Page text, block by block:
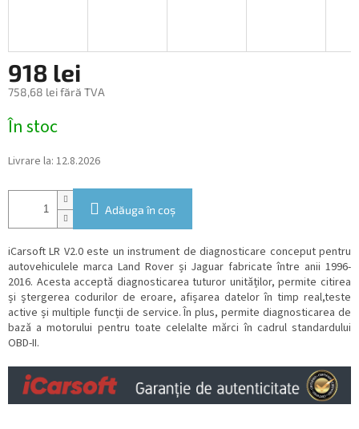
918 lei
758,68 lei fără TVA
Evaluare
preţ:
În stoc
Livrare la: 12.8.2026
Adăuga în coş
iCarsoft LR V2.0este un instrument de diagnosticare conceput pentru
autovehiculele marca Land Rover și Jaguar fabricate între anii 1996-
2016. Acesta acceptă diagnosticarea tuturor unităților, permite citirea
și ștergerea codurilor de eroare, afișarea datelor în timp real,teste
active și multiple funcții de service. În plus, permite diagnosticarea de
bază a motorului pentru toate celelalte mărci în cadrul standardului
OBD-II.